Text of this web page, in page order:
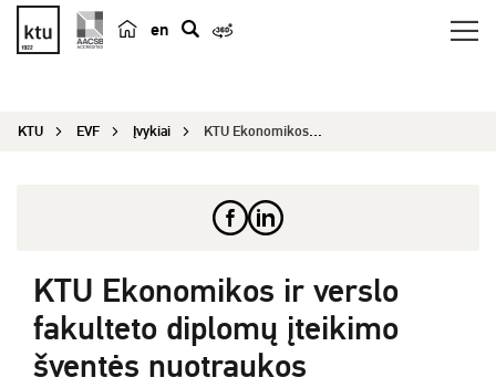
en
e
KTU EVF Įvykiai KTU Ekonomikos ir verslo fakulteto diplomų įteik...
KTU Ekonomikos ir verslo
fakulteto diplomų įteikimo
šventės nuotraukos